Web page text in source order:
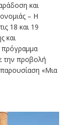
και
– Η
18 και 19
και
πρόγραμμα
την προβολή
παρουσίαση «Μια